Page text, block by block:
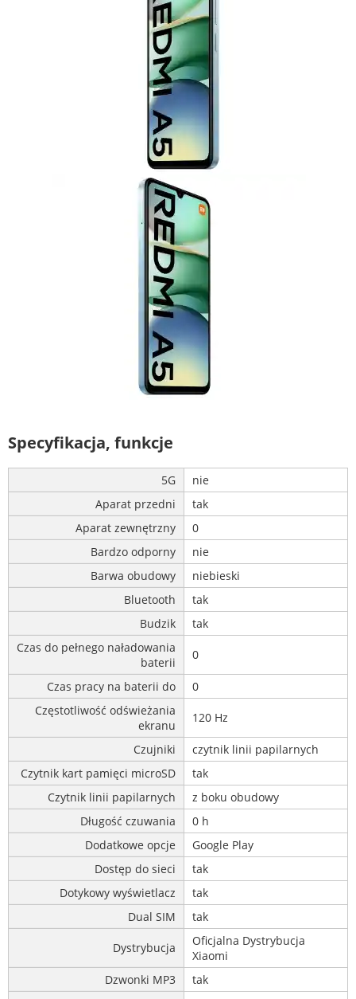
Specyfikacja, funkcje
5G
nie
Aparat przedni
tak
Aparat zewnętrzny
0
Bardzo odporny
nie
Barwa obudowy
niebieski
Bluetooth
tak
Budzik
tak
Czas do pełnego naładowania
baterii
0
Czas pracy na baterii do
0
Częstotliwość odświeżania
ekranu
120 Hz
Czujniki
czytnik linii papilarnych
Czytnik kart pamięci microSD
tak
Czytnik linii papilarnych
z boku obudowy
Długość czuwania
0 h
Dodatkowe opcje
Google Play
Dostęp do sieci
tak
Dotykowy wyświetlacz
tak
Dual SIM
tak
Dystrybucja
Oficjalna Dystrybucja
Xiaomi
Dzwonki MP3
tak